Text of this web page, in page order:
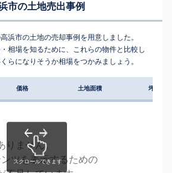
市の土地売出事例
浜市の土地の売却事例を用意しました。
相場を知るために、これらの物件と比較し
らになりそうか相場をつかみましょう。
価格 土地面積 坪単価
りません。
ツを表示するための